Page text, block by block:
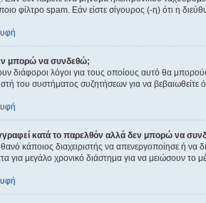
φίλτρο spam. Εάν είστε σίγουρος (-η) ότι η
μπορώ να συνδεθώ;
διάφοροι λόγοι για τους οποίους αυτό θα
του συστήματος συζητήσεων για να βεβαιωθείτε
κατά το παρελθόν αλλά δεν μπορώ να
κάποιος διαχειριστής να απενεργοποίησε ή
για μεγάλο χρονικό διάστημα για να μειώσουν το